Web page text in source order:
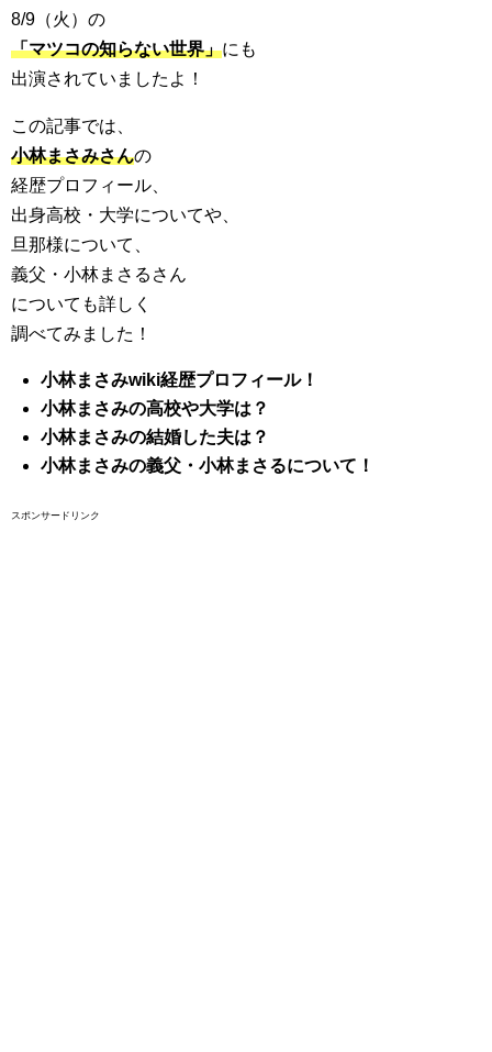
8/9（火）の
「マツコの知らない世界」にも
出演されていましたよ！
この記事では、
小林まさみさんの
経歴プロフィール、
出身高校・大学についてや、
旦那様について、
義父・小林まさるさん
についても詳しく
調べてみました！
小林まさみwiki経歴プロフィール！
小林まさみの高校や大学は？
小林まさみの結婚した夫は？
小林まさみの義父・小林まさるについて！
スポンサードリンク